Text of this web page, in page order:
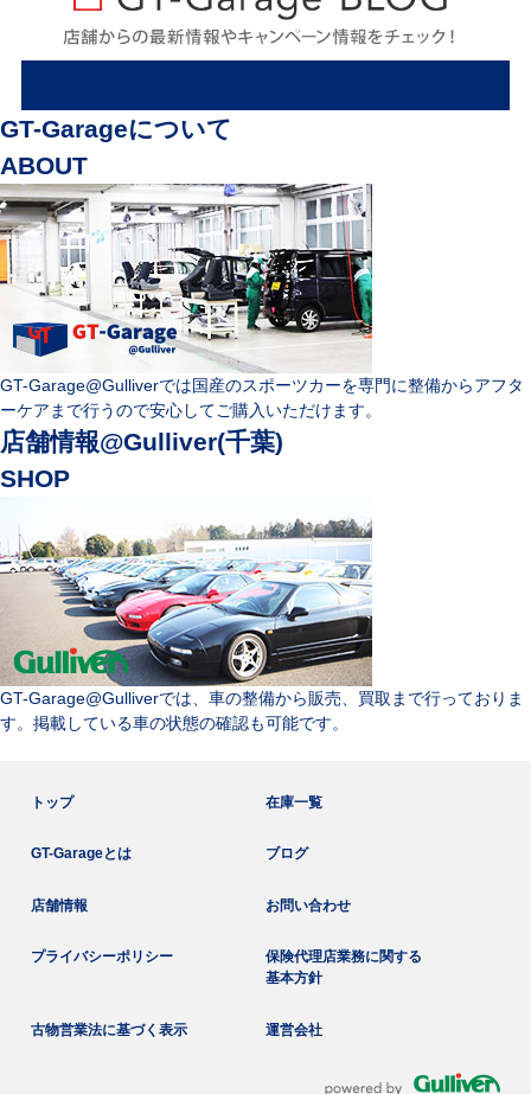
GT-Garageについて
ABOUT
GT-Garage@Gulliverでは国産のスポーツカーを専門に整備からアフタ
ーケアまで行うので安心してご購入いただけます。
店舗情報@Gulliver(千葉)
SHOP
GT-Garage@Gulliverでは、車の整備から販売、買取まで行っておりま
す。掲載している車の状態の確認も可能です。
トップ 在庫一覧
GT-Garageとは ブログ
店舗情報 お問い合わせ
プライバシーポリシー
保険代理店業務に関する
基本方針
古物営業法に基づく表示 運営会社